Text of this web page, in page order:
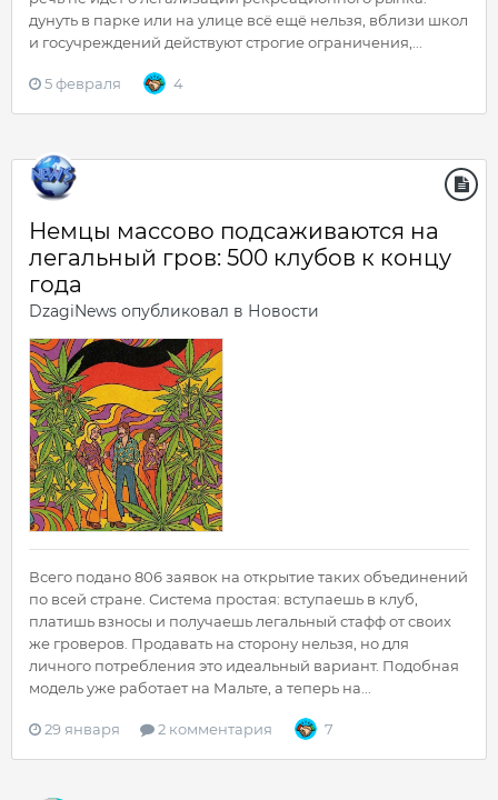
дунуть в парке или на улице всё ещё нельзя, вблизи школ
и госучреждений действуют строгие ограничения,...
5 февраля 4
Немцы массово подсаживаются на
легальный гров: 500 клубов к концу
года
DzagiNews опубликовал в Новости
Всего подано 806 заявок на открытие таких объединений
по всей стране. Система простая: вступаешь в клуб,
платишь взносы и получаешь легальный стафф от своих
же гроверов. Продавать на сторону нельзя, но для
личного потребления это идеальный вариант. Подобная
модель уже работает на Мальте, а теперь на...
29 января 2 комментария 7